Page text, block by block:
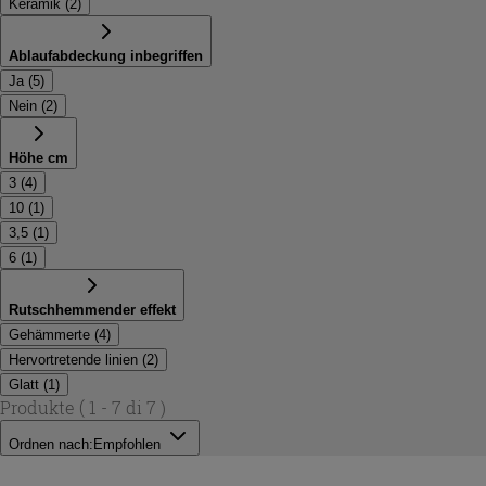
Keramik (2)
Ablaufabdeckung inbegriffen
Ja (5)
Nein (2)
Höhe cm
3 (4)
10 (1 )
3,5 (1 )
6 (1 )
Rutschhemmender effekt
Gehämmerte (4)
Hervortretende linien (2)
Glatt (1 )
Produkte ( 1 - 7 di 7 )
Ordnen nach: Empfohlen